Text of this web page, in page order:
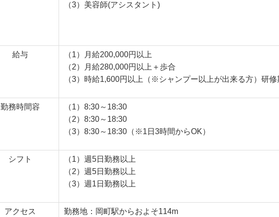
（3）美容師(アシスタント)
給与
（1）月給200,000円以上
（2）月給280,000円以上＋歩合
（3）時給1,600円以上（※シャンプー以上が出来る方）研修
勤務時間容
（1）8:30～18:30
（2）8:30～18:30
（3）8:30～18:30（※1日3時間からOK）
シフト
（1）週5日勤務以上
（2）週5日勤務以上
（3）週1日勤務以上
アクセス
勤務地：岡町駅からおよそ114m